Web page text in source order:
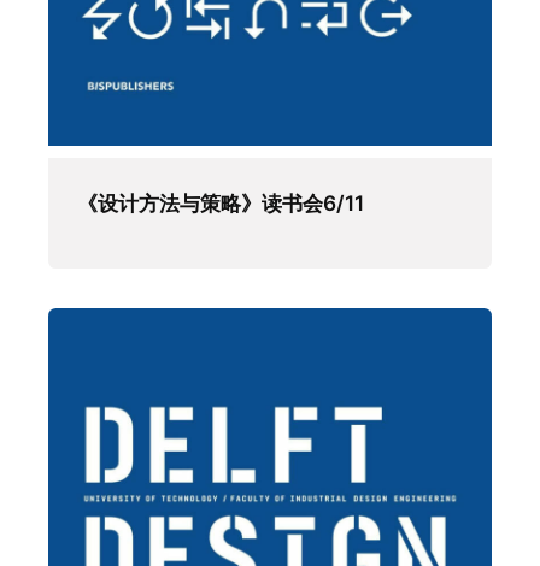
《设计方法与策略》读书会6/11